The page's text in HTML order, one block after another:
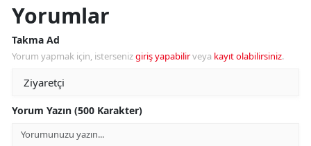
Yorumlar
Takma Ad
Yorum yapmak için, istersenizgiriş yapabilirveya kayıt olabilirsiniz.
Yorum Yazın (500 Karakter)